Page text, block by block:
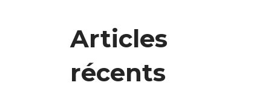
Articles
récents